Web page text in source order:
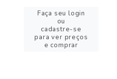
Faça seu login
ou
cadastre-se
para ver preços
e comprar